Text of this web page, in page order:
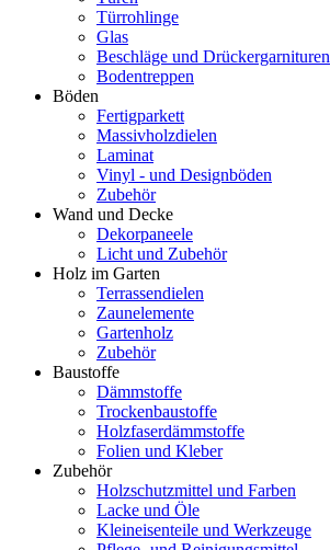
Türrohlinge
Glas
Beschläge und Drückergarnituren
Bodentreppen
Böden
Fertigparkett
Massivholzdielen
Laminat
Vinyl - und Designböden
Zubehör
Wand und Decke
Dekorpaneele
Licht und Zubehör
Holz im Garten
Terrassendielen
Zaunelemente
Gartenholz
Zubehör
Baustoffe
Dämmstoffe
Trockenbaustoffe
Holzfaserdämmstoffe
Folien und Kleber
Zubehör
Holzschutzmittel und Farben
Lacke und Öle
Kleineisenteile und Werkzeuge